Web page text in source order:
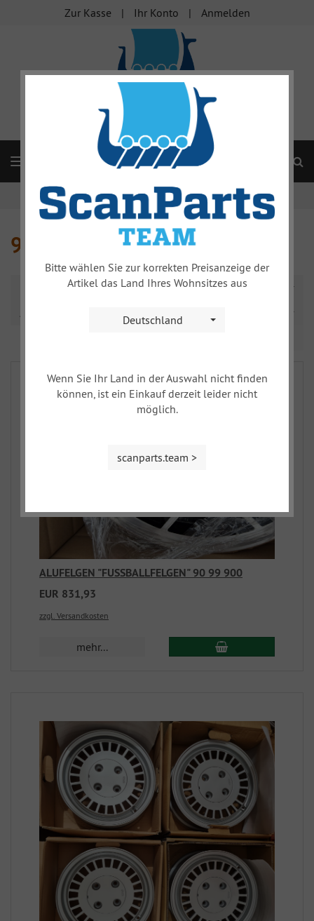
Zur Kasse Ihr Konto Anmelden
Startseite
Federungssystem 99
99
Name absteigend
Alle Hersteller
ALUFELGEN "FUSSBALLFELGEN" 90 99 900
EUR 831,93
zzgl. Versandkosten
mehr...
Bitte wählen Sie zur korrekten Preisanzeige der
Artikel das Land Ihres Wohnsitzes aus
Deutschland
Wenn Sie Ihr Land in der Auswahl nicht finden
können, ist ein Einkauf derzeit leider nicht
möglich.
scanparts.team >